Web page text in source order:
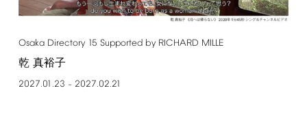
Osaka Directory 15 Supported by RICHARD MILLE
乾 真裕子
2027.01.23 – 2027.02.21